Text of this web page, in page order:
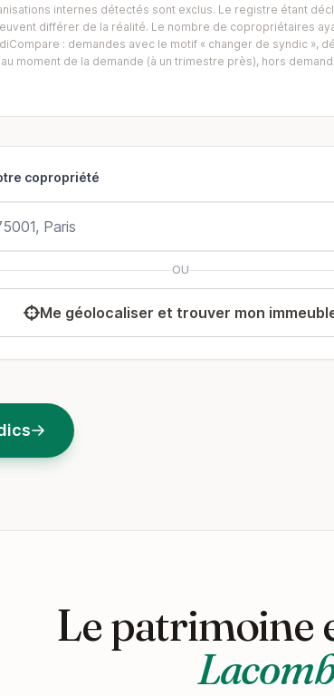
internes détectés sont exclus. Le registre étant
différer de la réalité. Le nombre de copropriétaires
: demandes avec le motif « changer de syndic »,
moment de la demande (à un trimestre près), hors
copropriété
OU
Me géolocaliser et trouver mon
Le patrimoine